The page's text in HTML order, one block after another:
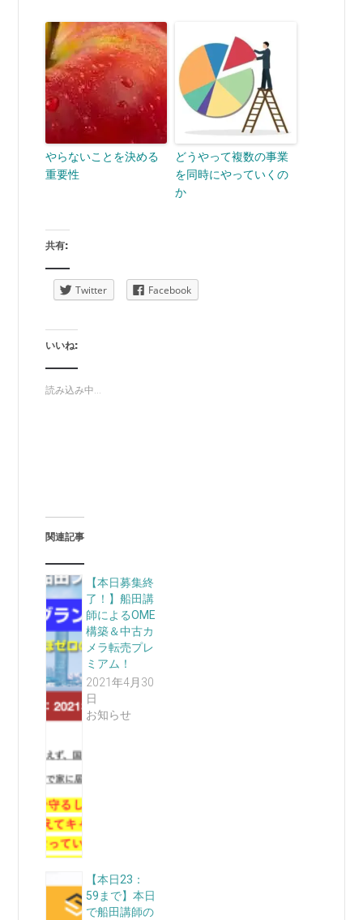
やらないことを決める
重要性
どうやって複数の事業
を同時にやっていくの
か
共有:
Twitter Facebook
いいね:
読み込み中...
関連記事
【本日募集終
了！】船田講
師によるOME
構築＆中古カ
メラ転売プレ
ミアム！
2021年4月30
日
お知らせ
【本日23：
59まで】本日
で船田講師の